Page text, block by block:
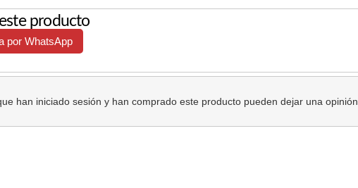
producto
por WhatsApp
han iniciado sesión y han comprado este producto pueden dejar una opinión.